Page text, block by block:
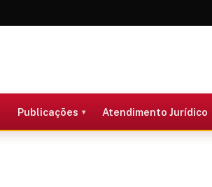
Publicações Atendimento Jurídico